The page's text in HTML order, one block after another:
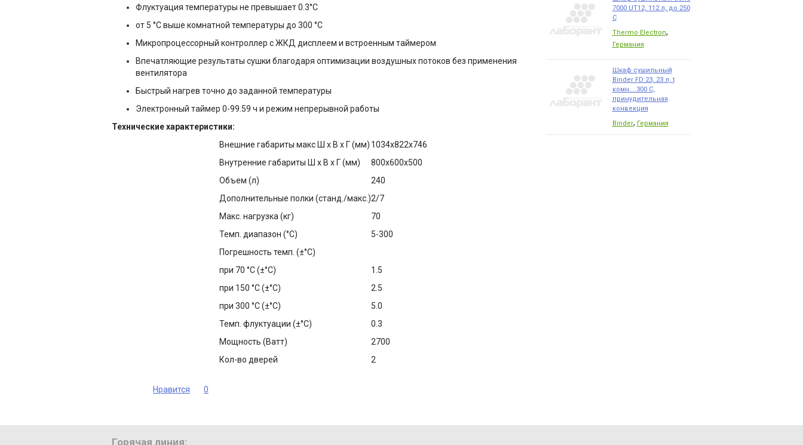
Флуктуация температуры не превышает 0.3°C
от 5 °C выше комнатной температуры до 300 °C
Микропроцессорный контроллер с ЖКД дисплеем и встроенным таймером
Впечатляющие результаты сушки благодаря оптимизации воздушных потоков без применения
вентилятора
Быстрый нагрев точно до заданной температуры
Электронный таймер 0-99.59 ч и режим непрерывной работы
Технические характеристики:
Внешние габариты макс Ш х В х Г (мм) 1034х822х746
Внутренние габариты Ш х В х Г (мм)
800х600х500
Объем (л)
240
Дополнительные полки (станд./макс.)2/7
Макс. нагрузка (кг)
70
Темп. диапазон (°C)
5-300
Погрешность темп. (±°C)
при 70 °C (±°C)
1.5
при 150 °C (±°C)
2.5
при 300 °C (±°C)
5.0
Темп. флуктуации (±°C)
0.3
Мощность (Ватт)
2700
Кол-во дверей
2
Нравится 0
7000 UТ12, 112 л, до 250
С
Thermo Electron,
Германия
Шкаф сушильный
Binder FD 23, 23 л, t
комн....300 С,
принудительная
конвекция
Binder, Германия
Горячая линия: